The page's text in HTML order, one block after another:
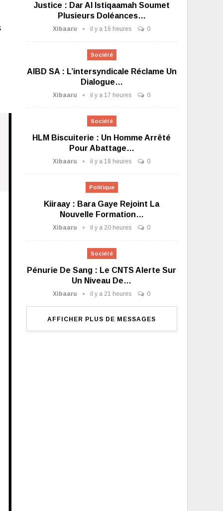
Justice : Dar Al Istiqaamah Soumet
Plusieurs Doléances…
Xibaaru il y a 16 heures 0
Société
AIBD SA : L’intersyndicale Réclame Un
Dialogue…
Xibaaru il y a 17 heures 0
Société
HLM Biscuiterie : Un Homme Arrêté
Pour Abattage…
Xibaaru il y a 18 heures 0
Politique
Kiiraay : Bara Gaye Rejoint La
Nouvelle Formation…
Xibaaru il y a 20 heures 0
Société
Pénurie De Sang : Le CNTS Alerte Sur
Un Niveau De…
Xibaaru il y a 21 heures 0
AFFICHER PLUS DE MESSAGES